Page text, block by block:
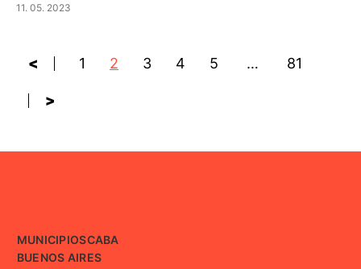
11. 05. 2023
< 1 2 3 4 5 … 81
>
MUNICIPIOSCABA
BUENOS AIRES